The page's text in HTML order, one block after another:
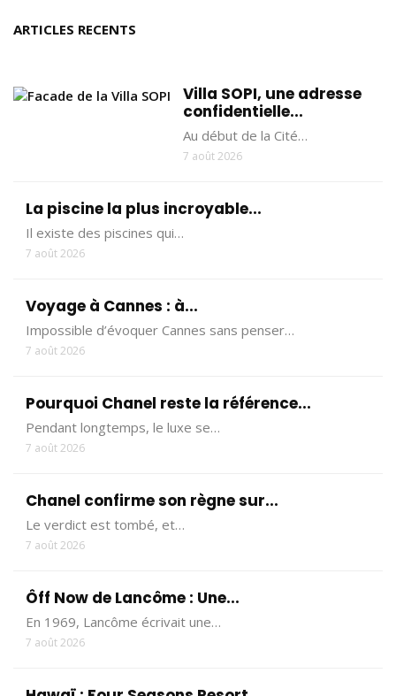
ARTICLES RECENTS
Villa SOPI, une adresse
confidentielle...
Au début de la Cité…
7 août 2026
La piscine la plus incroyable...
Il existe des piscines qui…
7 août 2026
Voyage à Cannes : à...
Impossible d’évoquer Cannes sans penser…
7 août 2026
Pourquoi Chanel reste la référence...
Pendant longtemps, le luxe se…
7 août 2026
Chanel confirme son règne sur...
Le verdict est tombé, et…
7 août 2026
Ôff Now de Lancôme : Une...
En 1969, Lancôme écrivait une…
7 août 2026